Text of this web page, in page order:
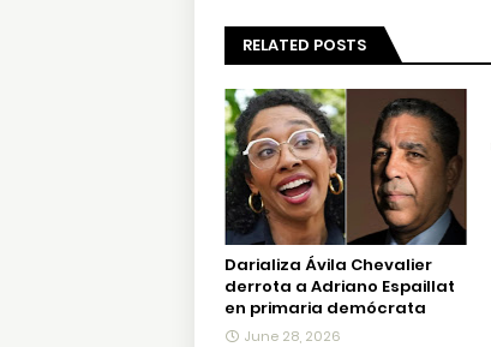
RELATED POSTS
Darializa Ávila Chevalier
derrota a Adriano Espaillat
en primaria demócrata
June 28, 2026